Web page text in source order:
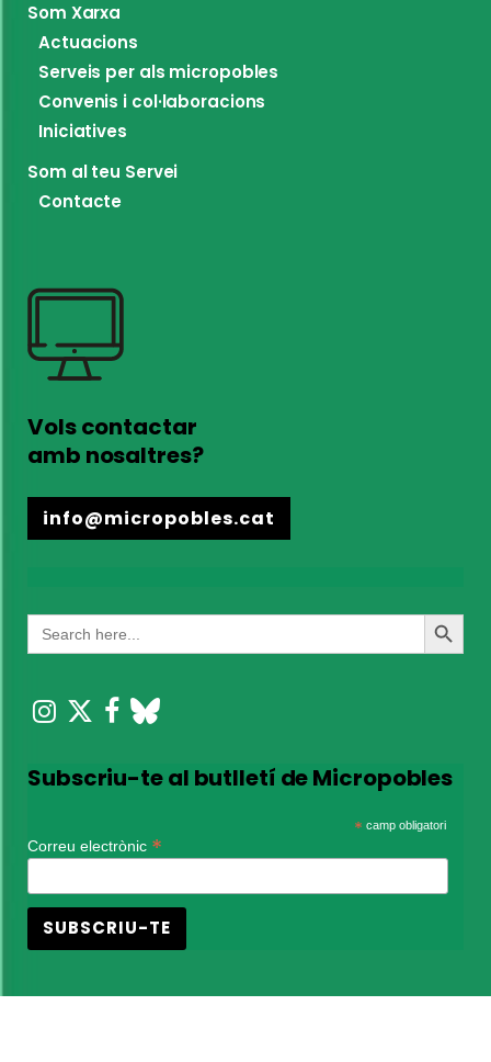
Som Xarxa
Actuacions
Serveis per als micropobles
Convenis i col·laboracions
Iniciatives
Som al teu Servei
Contacte
Vols contactar
amb nosaltres?
info@micropobles.cat
Search
for:
Search
Button
Subscriu-te al butlletí de Micropobles
* camp obligatori
Correu electrònic *